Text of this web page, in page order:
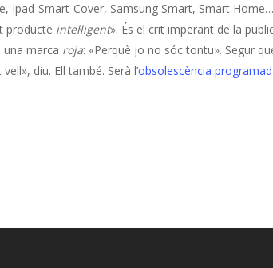
Ipad-Smart-Cover, Samsung Smart, Smart
producte intel·ligent». És el crit imperant de la
una marca roja: «Perquè jo no sóc tontu». Segur
diu. Ell també. Serà l’obsolescència